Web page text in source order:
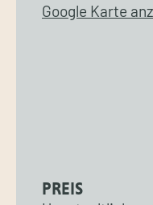
Google Karte
PREIS